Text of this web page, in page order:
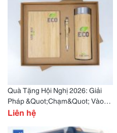
Quà Tặng Hội Nghị 2026: Giải
Pháp &Quot;Chạm&Quot; Vào
Cảm Xúc & Nâng Tầm Vị Thế
Liên hệ